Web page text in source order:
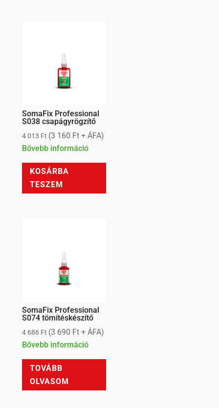
SomaFix Professional
S038 csapágyrögzítő
4 013 Ft (3 160 Ft+ ÁFA)
Bővebb információ
KOSÁRBA
TESZEM
SomaFix Professional
S074 tömítéskészítő
4 686 Ft (3 690 Ft+ ÁFA)
Bővebb információ
TOVÁBB
OLVASOM